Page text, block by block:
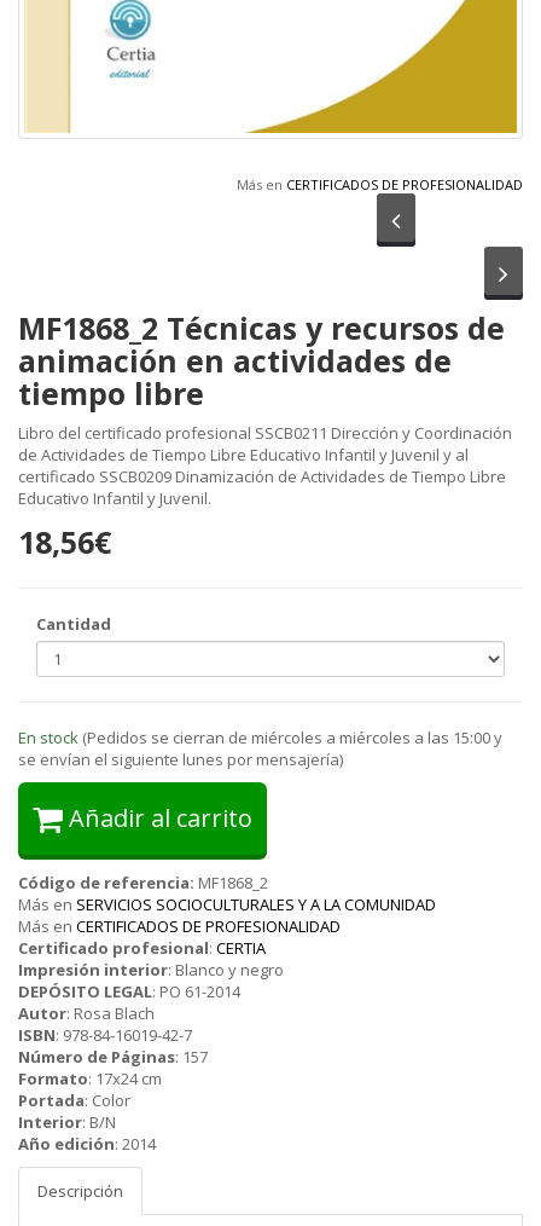
Más en CERTIFICADOS DE PROFESIONALIDAD
Anterior
MF1868_2 Técnicas y recursos de
animación en actividades de
tiempo libre
Libro del certificado profesional SSCB0211 Dirección y Coordinación
de Actividades de Tiempo Libre Educativo Infantil y Juvenil y al
certificado SSCB0209 Dinamización de Actividades de Tiempo Libre
Educativo Infantil y Juvenil.
18,56€
Cantidad
En stock (Pedidos se cierran de miércoles a miércoles a las 15:00 y
se envían el siguiente lunes por mensajería)
Añadir al carrito
Código de referencia: MF1868_2
Más en SERVICIOS SOCIOCULTURALES Y A LA COMUNIDAD
Más en CERTIFICADOS DE PROFESIONALIDAD
Certificado profesional: CERTIA
Impresión interior: Blanco y negro
DEPÓSITO LEGAL: PO 61-2014
Autor: Rosa Blach
ISBN: 978-84-16019-42-7
Número de Páginas: 157
Formato: 17x24 cm
Portada: Color
Interior: B/N
Año edición: 2014
Descripción